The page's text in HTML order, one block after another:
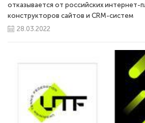
отказывается от российских интернет-
конструкторов сайтов и CRM-систем
28.03.2022